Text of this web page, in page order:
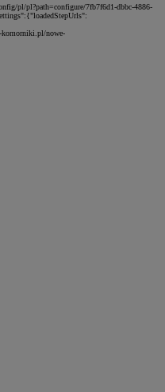
pl/pl?path=configure/7fb7f6d1-dbbc-4886-
komorniki.pl/nowe-